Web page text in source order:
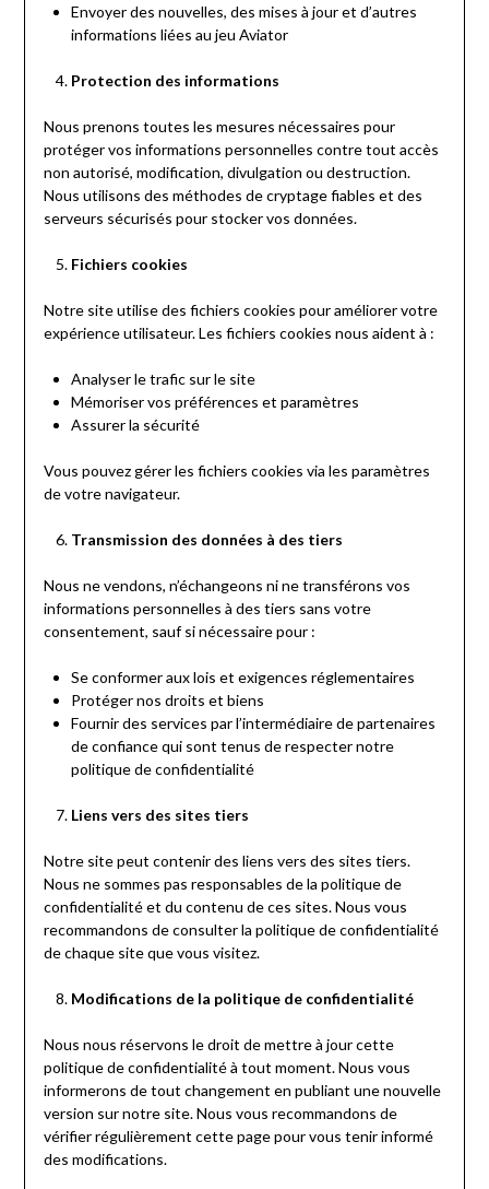
Envoyer des nouvelles, des mises à jour et d’autres
informations liées au jeu Aviator
Protection des informations
Nous prenons toutes les mesures nécessaires pour
protéger vos informations personnelles contre tout accès
non autorisé, modification, divulgation ou destruction.
Nous utilisons des méthodes de cryptage fiables et des
serveurs sécurisés pour stocker vos données.
Fichiers cookies
Notre site utilise des fichiers cookies pour améliorer votre
expérience utilisateur. Les fichiers cookies nous aident à :
Analyser le trafic sur le site
Mémoriser vos préférences et paramètres
Assurer la sécurité
Vous pouvez gérer les fichiers cookies via les paramètres
de votre navigateur.
Transmission des données à des tiers
Nous ne vendons, n’échangeons ni ne transférons vos
informations personnelles à des tiers sans votre
consentement, sauf si nécessaire pour :
Se conformer aux lois et exigences réglementaires
Protéger nos droits et biens
Fournir des services par l’intermédiaire de partenaires
de confiance qui sont tenus de respecter notre
politique de confidentialité
Liens vers des sites tiers
Notre site peut contenir des liens vers des sites tiers.
Nous ne sommes pas responsables de la politique de
confidentialité et du contenu de ces sites. Nous vous
recommandons de consulter la politique de confidentialité
de chaque site que vous visitez.
Modifications de la politique de confidentialité
Nous nous réservons le droit de mettre à jour cette
politique de confidentialité à tout moment. Nous vous
informerons de tout changement en publiant une nouvelle
version sur notre site. Nous vous recommandons de
vérifier régulièrement cette page pour vous tenir informé
des modifications.